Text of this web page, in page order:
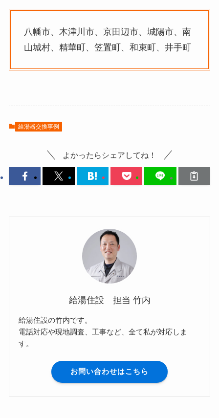
八幡市、木津川市、京田辺市、城陽市、南
山城村、精華町、笠置町、和束町、井手町
給湯器交換事例
よかったらシェアしてね！
給湯住設 担当 竹内
給湯住設の竹内です。
電話対応や現地調査、工事など、全て私が対応しま
す。
お問い合わせはこちら